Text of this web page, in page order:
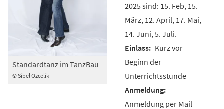
© Sibel Özcelik
Standardtanz im TanzBau
2025 sind: 15. Feb, 15.
März, 12. April, 17. Mai,
14. Juni, 5. Juli.
Kurz vor
Beginn der
Unterrichtsstunde
Anmeldung per Mail